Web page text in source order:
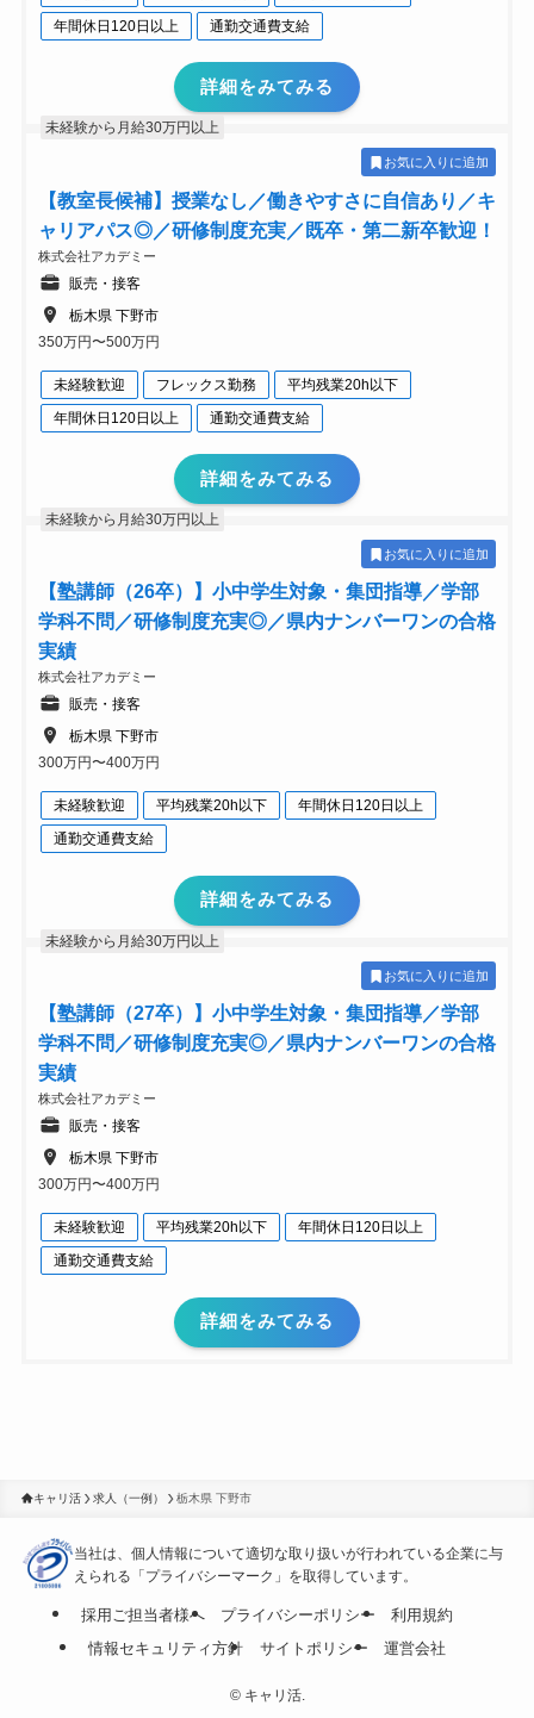
年間休日120日以上
通勤交通費支給
詳細をみてみる
未経験から月給30万円以上
お気に入りに追加
【教室長候補】授業なし／働きやすさに自信あり／キ
ャリアパス◎／研修制度充実／既卒・第二新卒歓迎！
株式会社アカデミー
販売・接客
栃木県 下野市
350万円〜500万円
未経験歓迎 フレックス勤務
平均残業20h以下
年間休日120日以上
通勤交通費支給
詳細をみてみる
未経験から月給30万円以上
お気に入りに追加
【塾講師（26卒）】小中学生対象・集団指導／学部
学科不問／研修制度充実◎／県内ナンバーワンの合格
実績
株式会社アカデミー
販売・接客
栃木県 下野市
300万円〜400万円
未経験歓迎 平均残業20h以下
年間休日120日以上
通勤交通費支給
詳細をみてみる
未経験から月給30万円以上
お気に入りに追加
【塾講師（27卒）】小中学生対象・集団指導／学部
学科不問／研修制度充実◎／県内ナンバーワンの合格
実績
株式会社アカデミー
販売・接客
栃木県 下野市
300万円〜400万円
未経験歓迎 平均残業20h以下
年間休日120日以上
通勤交通費支給
詳細をみてみる
キャリ活 求人（一例） 栃木県 下野市
当社は、個人情報について適切な取り扱いが行われている企業に与
えられる「プライバシーマーク」を取得しています。
採用ご担当者様へ プライバシーポリシー
利用規約
情報セキュリティ方針
サイトポリシー 運営会社
©キャリ活.